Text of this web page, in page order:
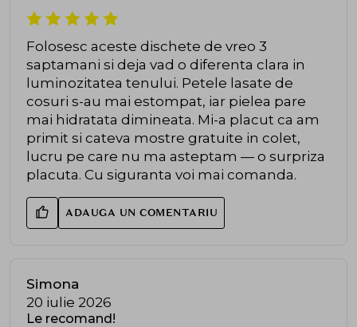
Folosesc aceste dischete de vreo 3
saptamani si deja vad o diferenta clara in
luminozitatea tenului. Petele lasate de
cosuri s-au mai estompat, iar pielea pare
mai hidratata dimineata. Mi-a placut ca am
primit si cateva mostre gratuite in colet,
lucru pe care nu ma asteptam — o surpriza
placuta. Cu siguranta voi mai comanda.
ADAUGA UN COMENTARIU
Simona
20 iulie 2026
Le recomand!